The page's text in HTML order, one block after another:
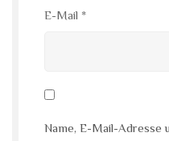
E-Mail *
Name, E-Mail-Adresse